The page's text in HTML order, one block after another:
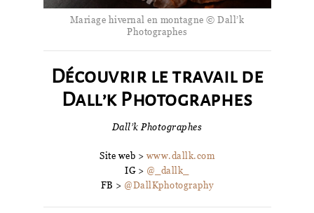
Mariage hivernal en montagne © Dall’k
Photographes
Découvrir le travail de
Dall’k Photographes
Dall’k Photographes
Site web > www.dallk.com
IG > @_dallk_
FB > @DallKphotography